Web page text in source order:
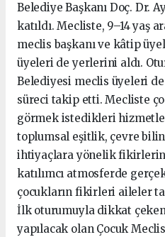
Belediye Başkanı Doç. Dr.
katıldı. Mecliste, 9–14 yaş
meclis başkanı ve kâtip
üyeleri de yerlerini aldı.
Belediyesi meclis üyeleri
süreci takip etti. Mecliste
görmek istedikleri
toplumsal eşitlik, çevre
ihtiyaçlara yönelik fikirlerini
katılımcı atmosferde
çocukların fikirleri aileler
İlk oturumuyla dikkat
yapılacak olan Çocuk